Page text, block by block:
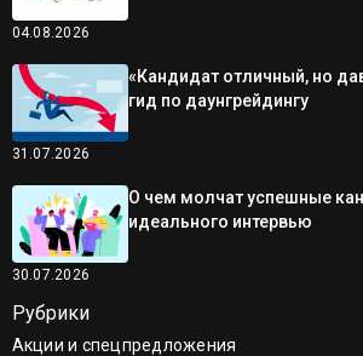
04.08.2026
31.07.2026
«Кандидат отличный, но
гид по даунгрейдингу
30.07.2026
О чем молчат успешные
идеального интервью
Рубрики
Акции и спецпредложения